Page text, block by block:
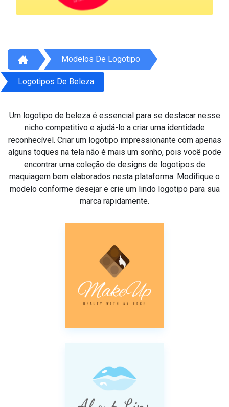
Modelos De Logotipo
Logotipos De Beleza
Um logotipo de beleza é essencial para se destacar nesse
nicho competitivo e ajudá-lo a criar uma identidade
reconhecível. Criar um logotipo impressionante com apenas
alguns toques na tela não é mais um sonho, pois você pode
encontrar uma coleção de designs de logotipos de
maquiagem bem elaborados nesta plataforma. Modifique o
modelo conforme desejar e crie um lindo logotipo para sua
marca rapidamente.